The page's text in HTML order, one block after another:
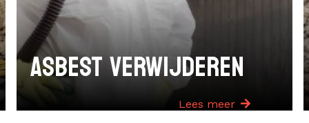
ASBEST VERWIJDEREN
Lees meer